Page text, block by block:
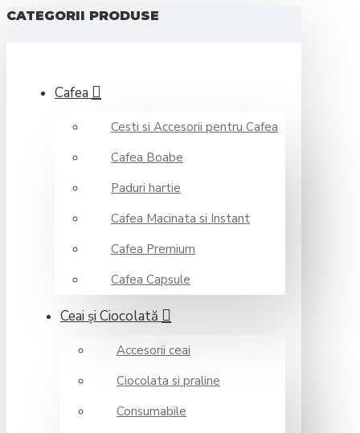
CATEGORII PRODUSE
Cafea
Cesti si Accesorii pentru Cafea
Cafea Boabe
Paduri hartie
Cafea Macinata si Instant
Cafea Premium
Cafea Capsule
Ceai şi Ciocolată
Accesorii ceai
Ciocolata si praline
Consumabile